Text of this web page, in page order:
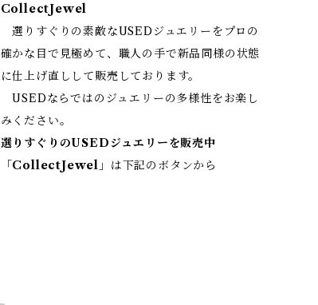
CollectJewel
選りすぐりの素敵なUSEDジュエリーをプロの
確かな目で見極めて、職人の手で新品同様の状態
に仕上げ直しして販売しております。
USEDならではのジュエリーの多様性をお楽し
みください。
選りすぐりのUSEDジュエリーを販売中
「CollectJewel 」は下記のボタンから